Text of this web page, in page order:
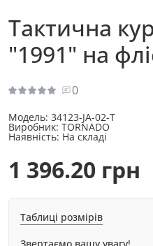
Тактична
"1991" на
0
Модель: 34123-JA-02-T
Виробник: TORNADO
Наявність: На складі
1 396.20 грн
Таблиці розмірів